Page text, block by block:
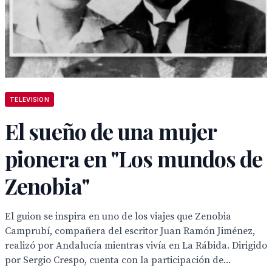
TELEVISION
El sueño de una mujer
pionera en "Los mundos de
Zenobia"
El guion se inspira en uno de los viajes que Zenobia
Camprubí, compañera del escritor Juan Ramón Jiménez,
realizó por Andalucía mientras vivía en La Rábida. Dirigido
por Sergio Crespo, cuenta con la participación de...